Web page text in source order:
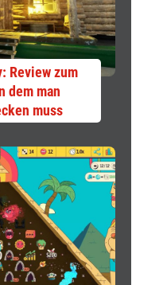
Review zum
dem man
muss